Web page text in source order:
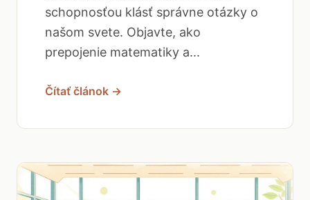
schopnosťou klásť správne otázky o
našom svete. Objavte, ako
prepojenie matematiky a...
Čítať článok →